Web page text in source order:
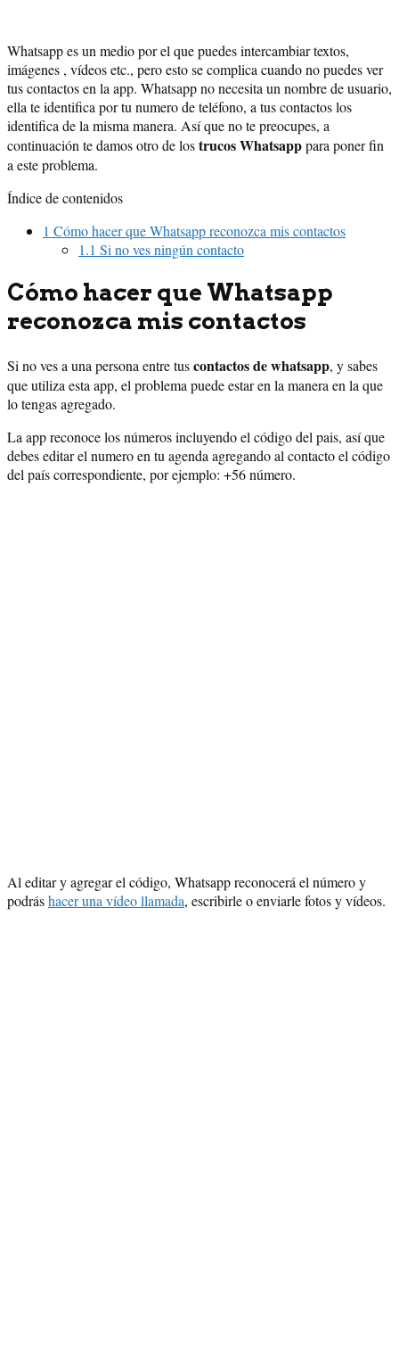
Whatsapp es un medio por el que puedes intercambiar textos,
imágenes , vídeos etc., pero esto se complica cuando no puedes ver
tus contactos en la app. Whatsapp no necesita un nombre de usuario,
ella te identifica por tu numero de teléfono, a tus contactos los
identifica de la misma manera. Así que no te preocupes, a
continuación te damos otro de lostrucos Whatsapppara poner fin
a este problema.
Índice de contenidos
1 Cómo hacer que Whatsapp reconozca mis contactos
1.1 Si no ves ningún contacto
Cómo hacer que Whatsapp
reconozca mis contactos
Si no ves a una persona entre tuscontactos de whatsapp, y sabes
que utiliza esta app, el problema puede estar en la manera en la que
lo tengas agregado.
La app reconoce los números incluyendo el código del pais, así que
debes editar el numero en tu agenda agregando al contacto el código
del país correspondiente, por ejemplo: +56 número.
Al editar y agregar el código, Whatsapp reconocerá el número y
podráshacer una vídeo llamada, escribirle o enviarle fotos y vídeos.